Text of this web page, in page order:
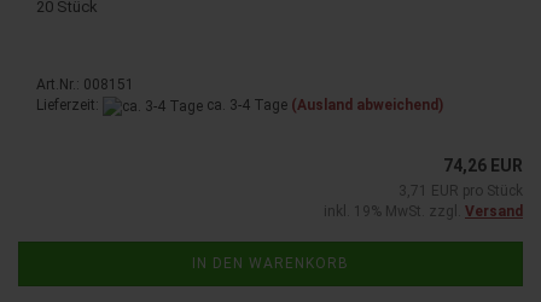
20 Stück
Art.Nr.: 008151
Lieferzeit:
ca. 3-4 Tage (Ausland abweichend)
74,26 EUR
3,71 EUR pro Stück
inkl. 19% MwSt. zzgl. Versand
IN DEN WARENKORB